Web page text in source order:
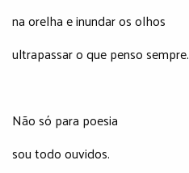
na orelha e inundar os olhos
ultrapassar o que penso sempre.
Não só para poesia
sou todo ouvidos.